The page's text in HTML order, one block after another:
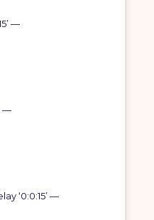
—
—
‘0:0:15’ —